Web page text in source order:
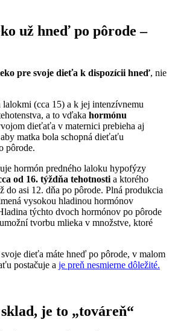
už hneď po pôrode–
pre svoje dieťa k dispozícii hneď, nie
(cca 15) a k jej intenzívnemu
a to vďaka hormónu
dieťaťa v maternici prebieha aj
matka bola schopná dieťaťu
pôrode.
hormón predného laloku hypofýzy
od 16. týždňa tehotnosti a ktorého
do asi 12. dňa po pôrode. Plná produkcia
vysokou hladinou hormónov
týchto dvoch hormónov po pôrode
tvorbu mlieka v množstve, ktoré
dieťa máte hneď po pôrode, v malom
postačuje a je preň nesmierne dôležité.
je to „továreň“